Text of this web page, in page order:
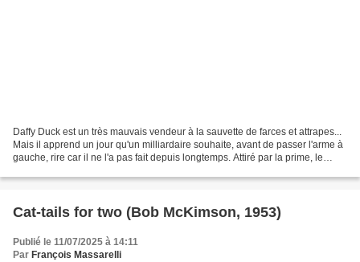
Daffy Duck est un très mauvais vendeur à la sauvette de farces et attrapes...
Mais il apprend un jour qu'un milliardaire souhaite, avant de passer l'arme à
gauche, rire car il ne l'a pas fait depuis longtemps. Attiré par la prime, le
Cat-tails for two (Bob McKimson, 1953)
Publié le 11/07/2025 à 14:11
Par François Massarelli